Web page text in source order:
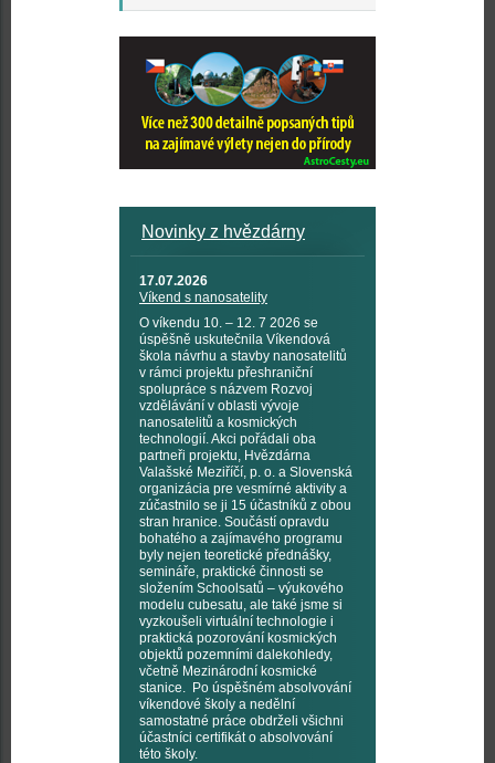
Novinky z hvězdárny
17.07.2026
Víkend s nanosatelity
O víkendu 10. – 12. 7 2026 se
úspěšně uskutečnila Víkendová
škola návrhu a stavby nanosatelitů
v rámci projektu přeshraniční
spolupráce s názvem Rozvoj
vzdělávání v oblasti vývoje
nanosatelitů a kosmických
technologií. Akci pořádali oba
partneři projektu, Hvězdárna
Valašské Meziříčí, p. o. a Slovenská
organizácia pre vesmírné aktivity a
zúčastnilo se ji 15 účastníků z obou
stran hranice. Součástí opravdu
bohatého a zajímavého programu
byly nejen teoretické přednášky,
semináře, praktické činnosti se
složením Schoolsatů – výukového
modelu cubesatu, ale také jsme si
vyzkoušeli virtuální technologie i
praktická pozorování kosmických
objektů pozemními dalekohledy,
včetně Mezinárodní kosmické
stanice. Po úspěšném absolvování
víkendové školy a nedělní
samostatné práce obdrželi všichni
účastníci certifikát o absolvování
této školy.